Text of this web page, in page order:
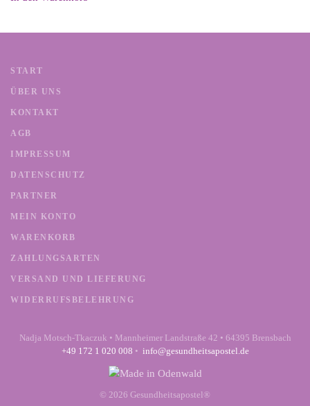
START
ÜBER UNS
KONTAKT
AGB
IMPRESSUM
DATENSCHUTZ
PARTNER
MEIN KONTO
WARENKORB
ZAHLUNGSARTEN
VERSAND UND LIEFERUNG
WIDERRUFSBELEHRUNG
Nadja Motsch-Tkaczuk • Mannheimer Landstraße 42 • 64395 Brensbach
+49 172 1 020 008 • info@gesundheitsapostel.de
© 2026 Gesundheitsapostel®